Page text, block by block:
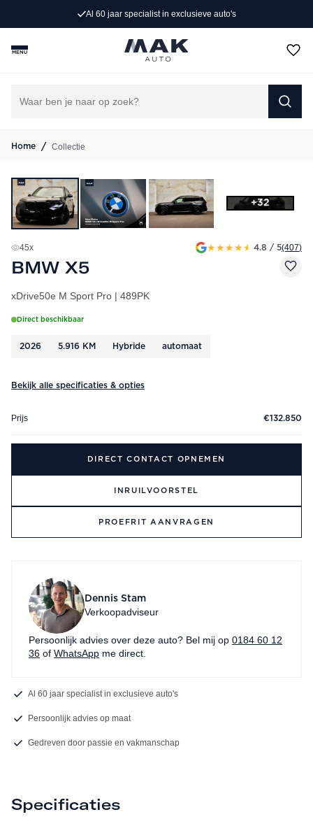
Persoonlijk advies op maat
MENU
Home / Collectie
+32
45x ★★★★★ 4.8 / 5(407)
BMW X5
xDrive50e M Sport Pro | 489PK
Direct beschikbaar
2026 5.916 KM Hybride automaat
Bekijk alle specificaties & opties
Prijs €132.850
DIRECT CONTACT OPNEMEN
INRUILVOORSTEL
PROEFRIT AANVRAGEN
Dennis Stam
Verkoopadviseur
Persoonlijk advies over deze auto? Bel mij op 0184 60 12
36 of WhatsApp me direct.
Al 60 jaar specialist in exclusieve auto's
Persoonlijk advies op maat
Gedreven door passie en vakmanschap
Specificaties